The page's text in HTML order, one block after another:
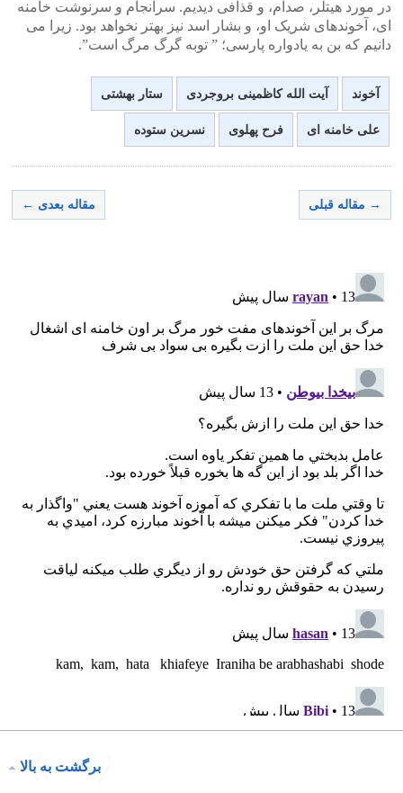
در مورد هیتلر، صدام، و قذافی دیدیم. سرانجام و سرنوشت خامنه
ای، آخوندهای شریک او، و بشار اسد نیز بهتر نخواهد بود. زیرا می
دانیم که بن به یادواره پارسی؛ ” توبه گرگ مرگ است”.
آخوند آیت الله کاظمینی بروجردی ستار بهشتی
علی خامنه ای فرح پهلوی نسرین ستوده
→ مقاله قبلی مقاله بعدی ←
برگشت به بالا